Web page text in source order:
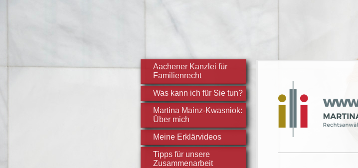
Aachener Kanzlei für
Familienrecht
Was kann ich für Sie tun?
Martina Mainz-Kwasniok:
Über mich
Meine Erklärvideos
Tipps für unsere
Zusammenarbeit